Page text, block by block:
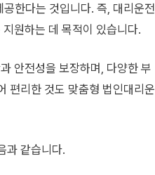
한다는 것입니다. 즉, 대리운전
원하는 데 목적이 있습니다.
안전성을 보장하며, 다양한 부
편리한 것도 맞춤형 법인대리운
과 같습니다.